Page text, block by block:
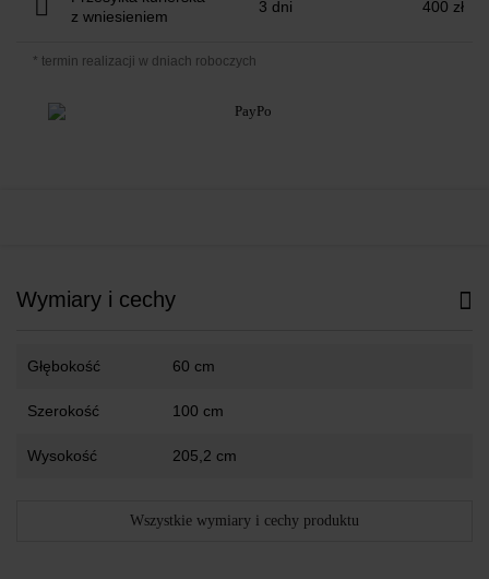
z wniesieniem
3 dni 400 zł
* termin realizacji w dniach roboczych
Wymiary i cechy
Głębokość 60 cm
Szerokość 100 cm
Wysokość 205,2 cm
Wszystkie wymiary i cechy produktu